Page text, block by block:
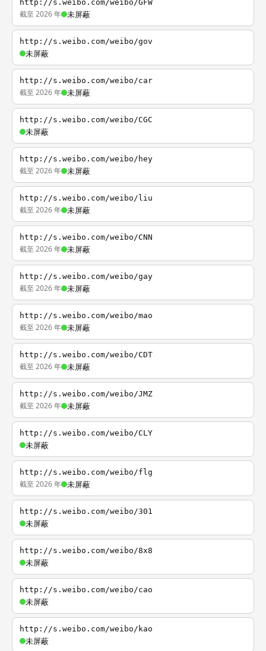
http://s.weibo.com/weibo/GFW
截至 2026 年 未屏蔽
http://s.weibo.com/weibo/gov
未屏蔽
http://s.weibo.com/weibo/car
截至 2026 年 未屏蔽
http://s.weibo.com/weibo/CGC
未屏蔽
http://s.weibo.com/weibo/hey
截至 2026 年 未屏蔽
http://s.weibo.com/weibo/liu
截至 2026 年 未屏蔽
http://s.weibo.com/weibo/CNN
截至 2026 年 未屏蔽
http://s.weibo.com/weibo/gay
截至 2026 年 未屏蔽
http://s.weibo.com/weibo/mao
截至 2026 年 未屏蔽
http://s.weibo.com/weibo/CDT
截至 2026 年 未屏蔽
http://s.weibo.com/weibo/JMZ
截至 2026 年 未屏蔽
http://s.weibo.com/weibo/CLY
未屏蔽
http://s.weibo.com/weibo/flg
截至 2026 年 未屏蔽
http://s.weibo.com/weibo/301
未屏蔽
http://s.weibo.com/weibo/8x8
未屏蔽
http://s.weibo.com/weibo/cao
未屏蔽
http://s.weibo.com/weibo/kao
未屏蔽